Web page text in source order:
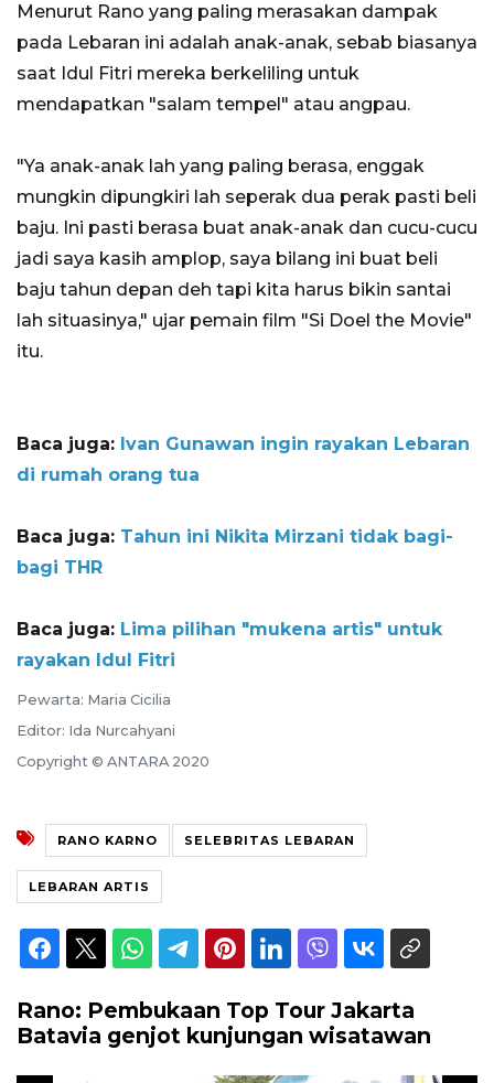
Menurut Rano yang paling merasakan dampak
pada Lebaran ini adalah anak-anak, sebab biasanya
saat Idul Fitri mereka berkeliling untuk
mendapatkan "salam tempel" atau angpau.
"Ya anak-anak lah yang paling berasa, enggak
mungkin dipungkiri lah seperak dua perak pasti beli
baju. Ini pasti berasa buat anak-anak dan cucu-cucu
jadi saya kasih amplop, saya bilang ini buat beli
baju tahun depan deh tapi kita harus bikin santai
lah situasinya," ujar pemain film "Si Doel the Movie"
itu.
Baca juga: Ivan Gunawan ingin rayakan Lebaran
di rumah orang tua
Baca juga: Tahun ini Nikita Mirzani tidak bagi-
bagi THR
Baca juga: Lima pilihan "mukena artis" untuk
rayakan Idul Fitri
Pewarta: Maria Cicilia
Editor: Ida Nurcahyani
Copyright © ANTARA 2020
RANO KARNO SELEBRITAS LEBARAN
LEBARAN ARTIS
Rano: Pembukaan Top Tour Jakarta
Batavia genjot kunjungan wisatawan